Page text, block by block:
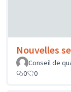
Nouvelles
Conseil de
0
0